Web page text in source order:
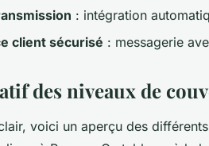
: intégration
client sécurisé : messagerie
des niveaux de
voici un aperçu des